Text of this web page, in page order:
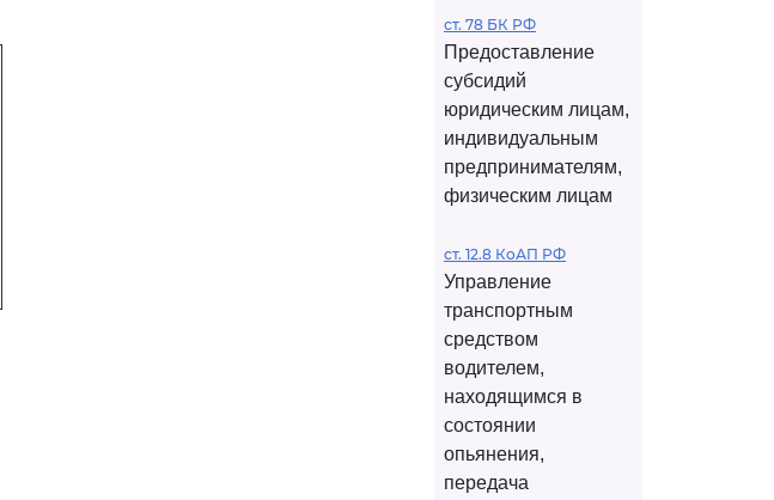
ст. 78 БК РФ
Предоставление
субсидий
юридическим лицам,
индивидуальным
предпринимателям,
физическим лицам
ст. 12.8 КоАП РФ
Управление
транспортным
средством
водителем,
находящимся в
состоянии
опьянения,
передача